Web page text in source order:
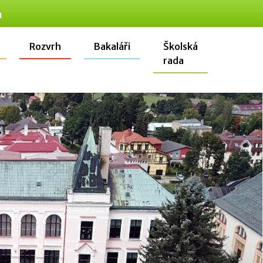
Rozvrh Bakaláři
Školská
rada